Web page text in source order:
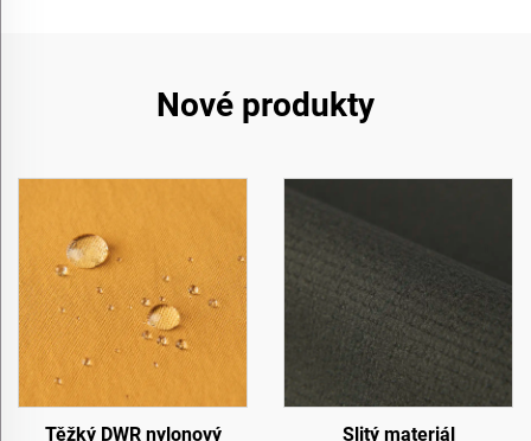
Nové produkty
Těžký DWR nylonový
Slitý materiál